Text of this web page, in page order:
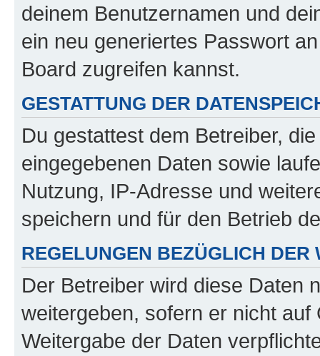
deinem Benutzernamen und
ein neu generiertes Passwort
Board zugreifen kannst.
GESTATTUNG DER
Du gestattest dem Betreiber,
eingegebenen Daten sowie
Nutzung, IP-Adresse und
speichern und für den Betrieb
REGELUNGEN BEZÜGLICH DER
Der Betreiber wird diese Daten
weitergeben, sofern er nicht
Weitergabe der Daten